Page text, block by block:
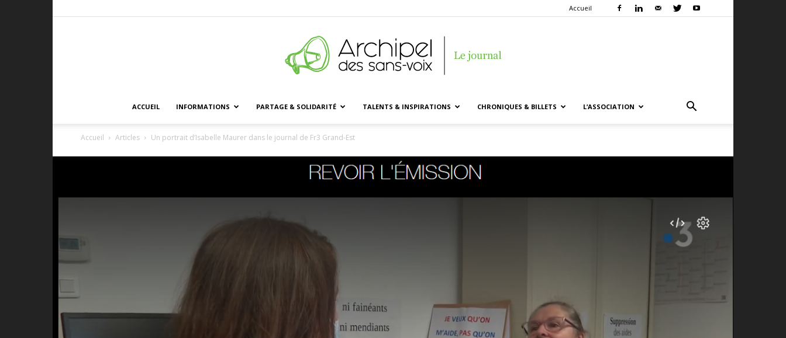
Accueil
ACCUEIL INFORMATIONS PARTAGE & SOLIDARITÉ TALENTS & INSPIRATIONS CHRONIQUES & BILLETS L’ASSOCIATION
Accueil Articles Un portrait d’Isabelle Maurer dans le journal de Fr3 Grand-Est